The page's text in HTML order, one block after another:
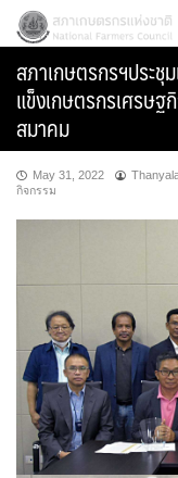
Skip
content
Search
for:
สภาเกษตรกรแห่งชาติ
สภาเกษตรกรฯประชุ
แข็งเกษตรกรเศรษ
สมาคม
May 31, 2022
กิจกรรม